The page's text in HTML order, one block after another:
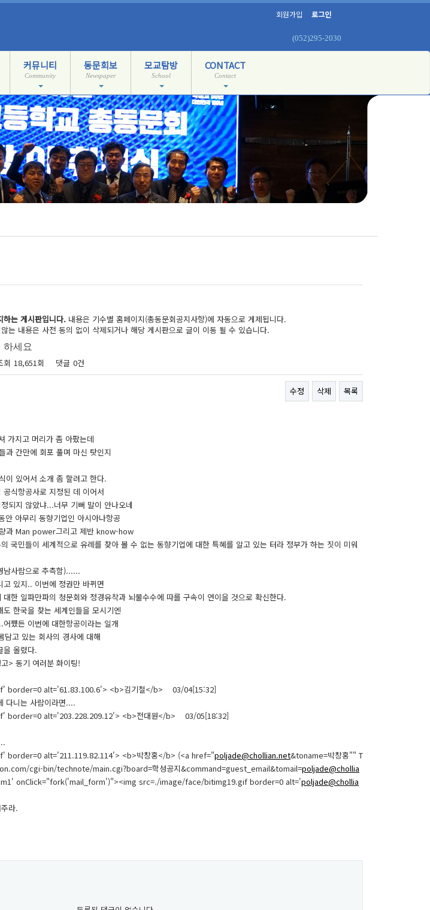
회원가입 로그인
(052)295-2030
커뮤니티
Community
동문회보
Newspaper
모교탐방
School
CONTACT
Contact
하는 게시판입니다. 내용은 기수별 홈페이지(총동문회공지사항)에 자동으로 게제됩니다.
는 내용은 사전 동의 없이 삭제되거나 해당 게시판으로 글이 이동 될 수 있습니다.
하세요
회 18,651회 댓글 0건
수정 삭제 목록
가지고 머리가 좀 아팠는데
과 간만에 회포 풀며 마신 탓인지
이 있어서 소개 좀 할려고 한다.
식항공사로 지정된 데 이어서
되지 않았냐...너무 기뻐 말이 안나오네
안 아무리 동향기업인 아시아나항공
과 Man power그리고 제반 know-how
국민들이 세계적으로 유례를 찾아 볼 수 없는 동향기업에 대한 특혜를 알고 있는 터라 정부가 하는 짓이 미워
남사람으로 추측함)......
있지.. 이번에 정권만 바뀌면
한 일파만파의 청문회와 정경유착과 뇌물수수에 따를 구속이 연이을 것으로 확신한다.
한국을 찾는 세계인들을 모시기엔
쨌든 이번에 대한항공이라는 일개
담고 있는 회사의 경사에 대해
을 올렸다.
> 동기 여러분 화이팅!
border=0 alt='61.83.100.6'> <b>김기철</b> 03/04[15:32]
다니는 사람이라면....
border=0 alt='203.228.209.12'> <b>전대원</b> 03/05[18:32]
alt='211.119.82.114'> <b>박창홍</b> (<a href="poljade@chollian.net&toname=박창홍"" T
cgi-bin/technote/main.cgi?board=학성공지&command=guest_email&tomail=poljade@chollia
onClick="fork('mail_form')"><img src=./image/face/bitimg19.gif border=0 alt='poljade@chollia
라.